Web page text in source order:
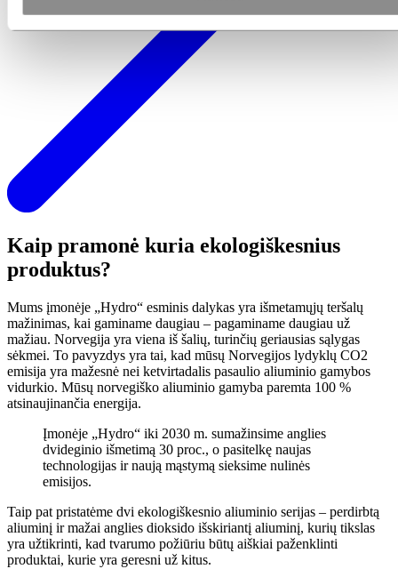
Kaip pramonė kuria ekologiškesnius
produktus?
Mums įmonėje „Hydro“ esminis dalykas yra išmetamųjų teršalų
mažinimas, kai gaminame daugiau – pagaminame daugiau už
mažiau. Norvegija yra viena iš šalių, turinčių geriausias sąlygas
sėkmei. To pavyzdys yra tai, kad mūsų Norvegijos lydyklų CO2
emisija yra mažesnė nei ketvirtadalis pasaulio aliuminio gamybos
vidurkio. Mūsų norvegiško aliuminio gamyba paremta 100 %
atsinaujinančia energija.
Įmonėje „Hydro“ iki 2030 m. sumažinsime anglies
dvideginio išmetimą 30 proc., o pasitelkę naujas
technologijas ir naują mąstymą sieksime nulinės
emisijos.
Taip pat pristatėme dvi ekologiškesnio aliuminio serijas – perdirbtą
aliuminį ir mažai anglies dioksido išskiriantį aliuminį, kurių tikslas
yra užtikrinti, kad tvarumo požiūriu būtų aiškiai paženklinti
produktai, kurie yra geresni už kitus.